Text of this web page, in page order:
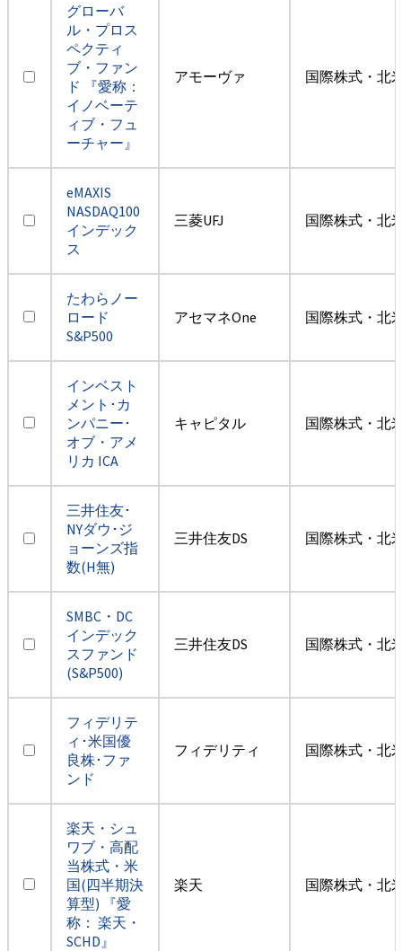
グローバ
ル・プロス
ペクティ
ブ・ファン
ド 『愛称：
イノベーテ
ィブ・フュ
ーチャー』
アモーヴァ 国際株式・北
eMAXIS
NASDAQ100
インデック
ス
三菱UFJ 国際株式・北
たわらノー
ロード
S&P500
アセマネOne 国際株式・北
インベスト
メント･カ
ンパニー･
オブ・アメ
リカ ICA
キャピタル 国際株式・北
三井住友･
NYダウ･ジ
ョーンズ指
数(H無)
三井住友DS 国際株式・北
SMBC・DC
インデック
スファンド
(S&P500)
三井住友DS 国際株式・北
フィデリテ
ィ･米国優
良株･ファ
ンド
フィデリティ 国際株式・北
楽天・シュ
ワブ・高配
当株式・米
国(四半期決
算型) 『愛
称： 楽天・
SCHD』
楽天 国際株式・北